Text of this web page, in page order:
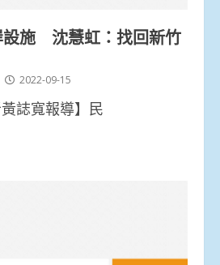
設施 沈慧虹：找回新竹
2022-09-15
誌寬報導】民